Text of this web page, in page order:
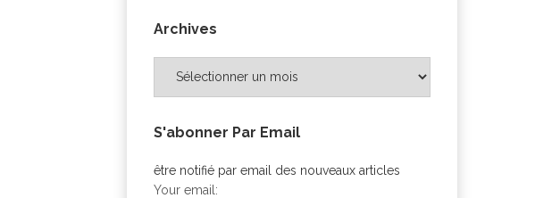
Archives
S'abonner Par Email
être notifié par email des nouveaux articles
Your email: